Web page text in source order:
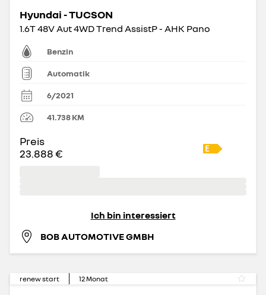
Hyundai - TUCSON
1.6T 48V Aut 4WD Trend AssistP - AHK Pano
Benzin
Automatik
6/2021
41.738KM
Preis
23.888 €
Ich bin interessiert
BOB AUTOMOTIVE GMBH
renew start 12Monat